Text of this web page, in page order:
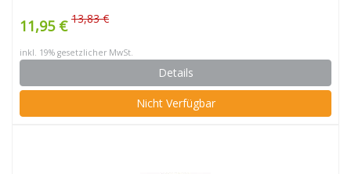
11,95 € 13,83 €
inkl. 19% gesetzlicher MwSt.
Details
Nicht Verfügbar